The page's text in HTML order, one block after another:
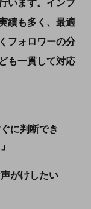
います。インフ
績も多く、最適
フォロワーの分
も一貫して対応
に判断でき
がけしたい